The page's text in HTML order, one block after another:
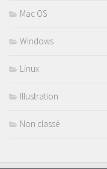
Mac OS
Windows
Linux
Illustration
Non classé